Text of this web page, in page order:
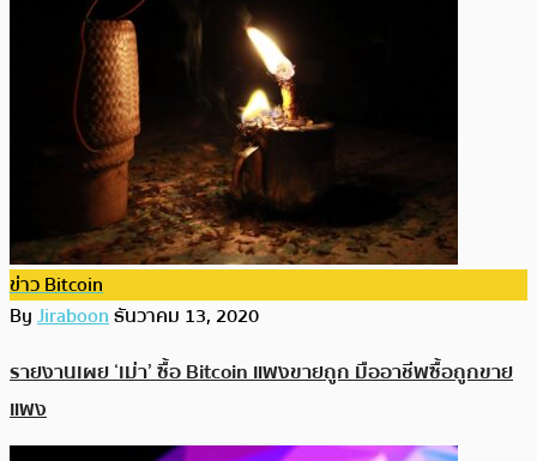
ข่าว Bitcoin
ByJiraboonธันวาคม 13, 2020
รายงานเผย ‘เม่า’ ซื้อ Bitcoin แพงขายถูก มืออาชีพซื้อถูกขาย
แพง